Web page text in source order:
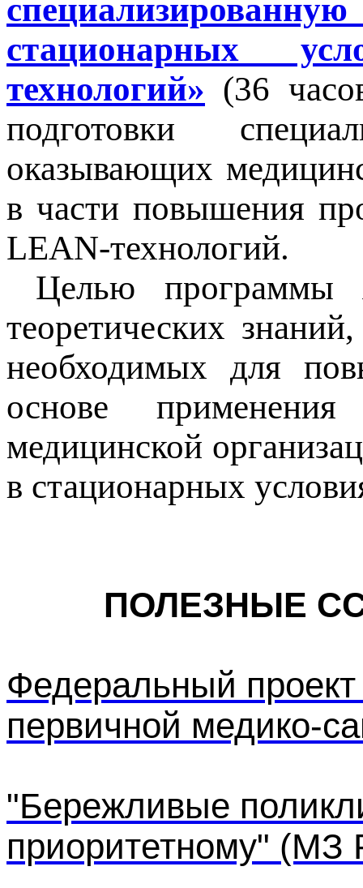
стационарных
технологий» (36
подготовки
оказывающих
в части повышения
LEAN-технологий.
Целью программы
теоретических
необходимых для
основе
медицинской
в стационарных
ПОЛЕЗНЫЕ
Федеральный
первичной медико-
"Бережливые
приоритетному" (МЗ